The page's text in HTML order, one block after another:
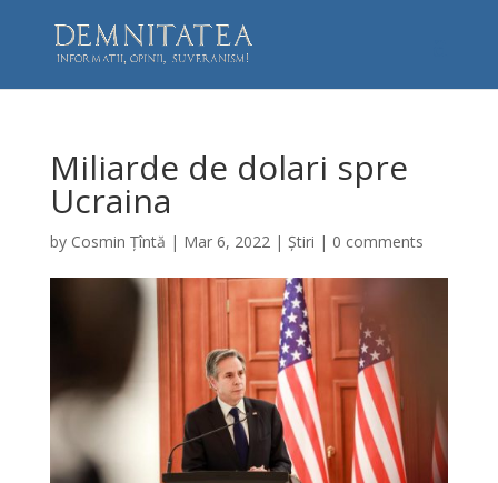
Miliarde de dolari spre
Ucraina
by Cosmin Țîntă | Mar 6, 2022| Știri | 0 comments